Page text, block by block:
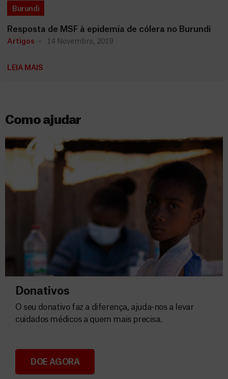
Burundi
Resposta de MSF à epidemia de cólera no Burundi
Artigos 14 Novembro, 2019
LEIA MAIS
Como ajudar
Donativos
Donativos
O seu donativo faz a diferença, ajuda-nos a levar
cuidados médicos a quem mais precisa.
DOE AGORA